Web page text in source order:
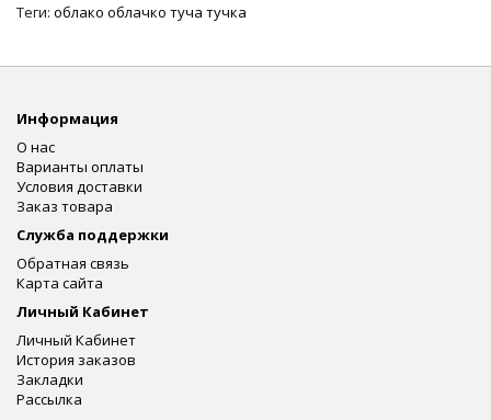
Теги: облако облачко туча тучка
Информация
О нас
Варианты оплаты
Условия доставки
Заказ товара
Служба поддержки
Обратная связь
Карта сайта
Личный Кабинет
Личный Кабинет
История заказов
Закладки
Рассылка